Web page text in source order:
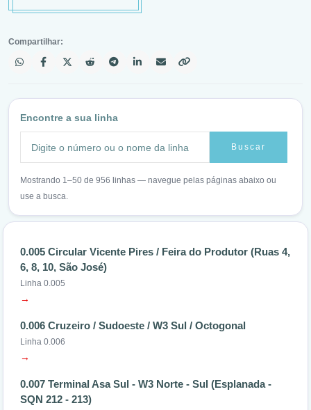
Compartilhar:
Encontre a sua linha
Buscar
Mostrando 1–50 de 956 linhas — navegue pelas páginas abaixo ou
use a busca.
0.005 Circular Vicente Pires / Feira do Produtor (Ruas 4,
6, 8, 10, São José)
Linha 0.005
→
0.006 Cruzeiro / Sudoeste / W3 Sul / Octogonal
Linha 0.006
→
0.007 Terminal Asa Sul - W3 Norte - Sul (Esplanada -
SQN 212 - 213)